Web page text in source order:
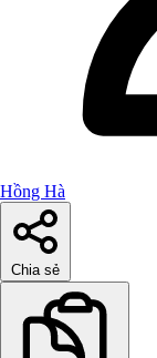
Hồng Hà
Chia sẻ